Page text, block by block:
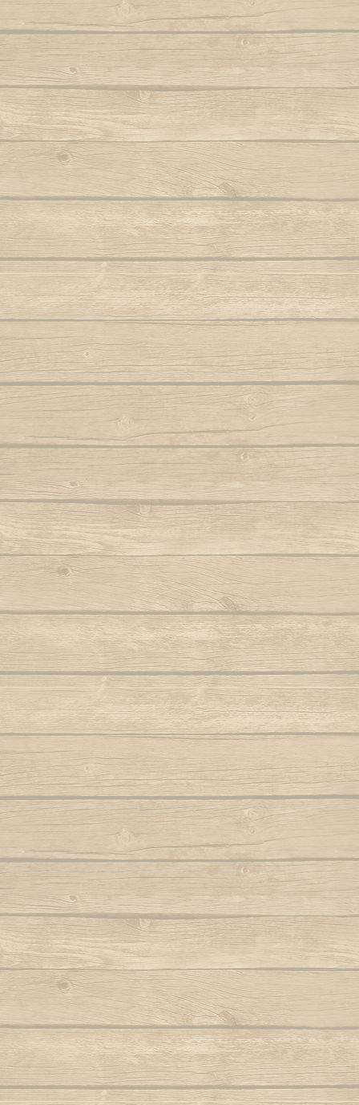
Autor : Formado Cigano
Capoeira de Angola
Autor : Mestre Charm
Capoeira de verdade
Autor : Professor Fanho (Capoeira Brasil)
Capoeira é Beleza
Autor : Mestre Matias
Capoeirando
Autor : Mestre Espirrinho
Catarina, meu amor
Autor : Mestre Mão Branca
Cor de misterio
Autor : Mestre Mão Branca (Capoeira
Gerais)
Cordão de ouro é Besouro Manganga
Autor : Mestre Mão Branca
Dendê
Dende mare
Dona Maria como vai você
E caminhador
Autor : Mestre Ramos (Senzala)
E da nossa cor
E e e Viola
Autor : Mestre Kim
E hoje tem capoeira
Autor : Mestre Camisa (Abada)
E la la eh la eh la
Autor : Mestre Esquilo
E marinheiro
Autor : Fala Mansa (Capoeira Abada)
Eh Bahia
Autor : Mestre Boneco Canta
Ela e linda a Capoeira
Autor : Mestre Capu
Ela te chama (Capoeira vem)
Autor : Contra-Mestre Chicão
Eu acabei de chegar trazendo dendê
Eu quero voltar
Autor : Faisca (Grupo Candeias)
Eu vou tambem, eu vou pro mar
Autor : Lagarto (Grupo Camangula)
Familia de ouro
Autor : Mestre Chicote (Cordão de Ouro
Paris)
Folha seca
Quando meu
Que
Quem
Autor :
Quem
Autor :
Rainha do
Autor :
Samba
Saudade
Autor : Boa
Autor : Mestre
Se
Mestre
Ser
Autor :
Autor :
Sou
Sou
Autor : Mestre
Tin tin